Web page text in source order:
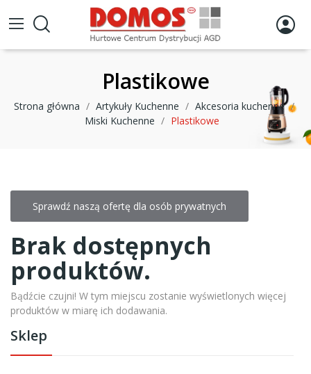
Plastikowe
Strona główna Artykuły Kuchenne
Akcesoria kuchenne
Miski Kuchenne
Plastikowe
Sklep
Sprawdź naszą ofertę dla osób prywatnych
Brak dostępnych
produktów.
Bądźcie czujni! W tym miejscu zostanie wyświetlonych więcej
produktów w miarę ich dodawania.